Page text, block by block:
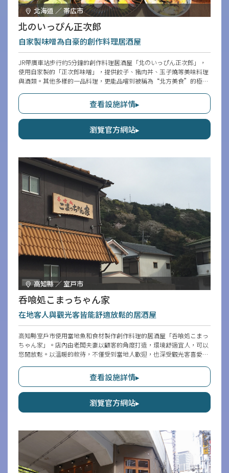
北海道 ／ 帯広市
北のいっぴん正次郎
自家製味噌為自豪的創作料理居酒屋
JR帶廣車站步行約5分鐘的創作料理居酒屋「北のいっぴん正次郎」，
使用自家製的「正次郎味噌」，提供餃子、豬肉丼、玉子燒等美味料理
與酒類。其他多樣的一品料理，更能品嚐到被稱為“北方美食”的極致
時光。此店亦備有套餐料理，歡迎輕鬆來訪，與親密好友或重要的人，
共享宴會與聚會的歡樂時光。查看設施詳情▸
瀏覽官方網站▸
高知縣 ／ 室戸市
呑喰処こまっちゃん家
在地客人與觀光客皆能舒適放鬆的居酒屋
高知縣室戶市使用當地魚和食材製作創作料理的居酒屋「呑喰処こまっ
ちゃん家」。店內由老闆夫妻以顧客的角度打造，環境舒適宜人，可以
悠閒放鬆。以溫暖的款待，不僅受到當地人歡迎，也深受觀光客喜愛的
查看設施詳情▸
瀏覽官方網站▸